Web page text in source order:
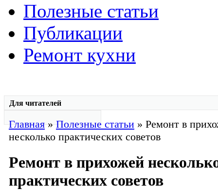
Полезные статьи
Публикации
Ремонт кухни
Для читателей
Главная»Полезные статьи » Ремонт в
несколько практических советов
Ремонт в прихожей
практических советов